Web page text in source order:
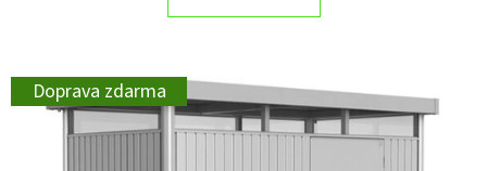
Doprava zdarma